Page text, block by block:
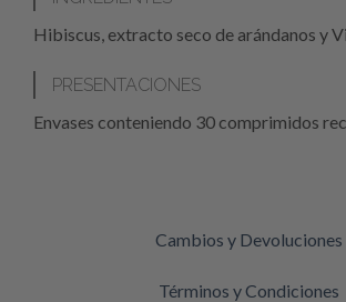
Hibiscus, extracto seco de arándanos y
PRESENTACIONES
Envases conteniendo 30 comprimidos
Cambios y Devoluciones
Términos y Condiciones